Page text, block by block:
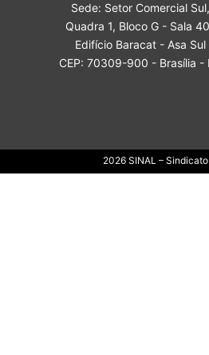
Sindicato
Sede: Setor Comercial Sul,
Quadra 1, Bloco G - Sala
Edifício Baracat - Asa Sul
CEP: 70309-900 - Brasília -
2026 SINAL –